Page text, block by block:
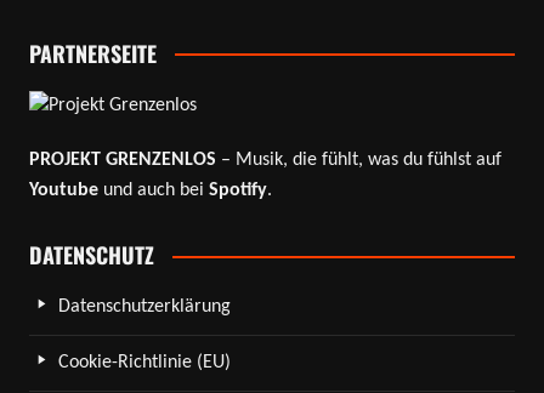
PARTNERSEITE
PROJEKT GRENZENLOS – Musik, die fühlt, was du fühlst auf
Youtube und auch bei Spotify.
DATENSCHUTZ
Datenschutzerklärung
Cookie-Richtlinie (EU)